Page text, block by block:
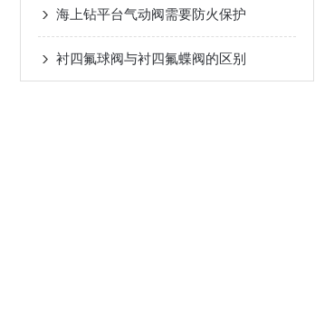
海上钻平台气动阀需要防火保护
衬四氟球阀与衬四氟蝶阀的区别